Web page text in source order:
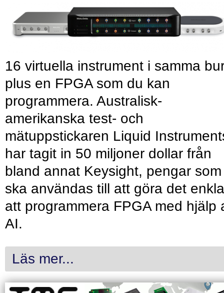
16 virtuella instrument i samma
plus en FPGA som du kan
programmera. Australisk-
amerikanska test- och
mätuppstickaren Liquid
har tagit in 50 miljoner dollar från
bland annat Keysight, pengar som
ska användas till att göra det
att programmera FPGA med hjälp
AI.
Läs mer...